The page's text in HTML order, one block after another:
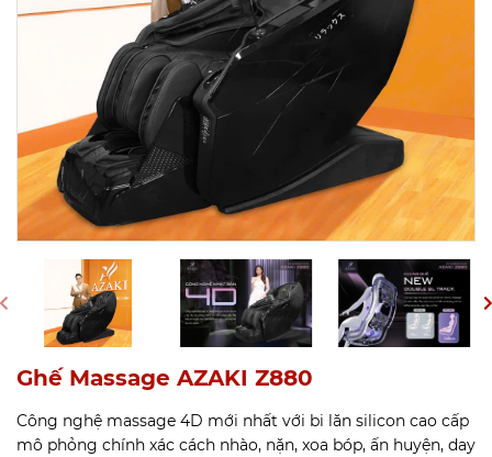
Ghế Massage AZAKI Z880
Công nghệ massage 4D mới nhất với bi lăn silicon cao cấp
mô phỏng chính xác cách nhào, nặn, xoa bóp, ấn huyện, day